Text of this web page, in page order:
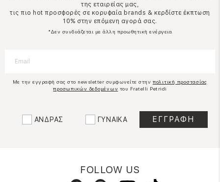
της εταιρείας μας,
τις πιο hot προσφορές σε κορυφαία brands & κερδίστε έκπτωση
10% στην επόμενη αγορά σας.
*Δεν συνδυάζεται με άλλη προωθητική ενέργεια
Με την εγγραφή σας στο newsletter συμφωνείτε στην πολιτική προστασίας
προσωπικών δεδομένων του Fratelli Petridi
ΑΝΔΡΑΣ ΓΥΝΑΙΚΑ
FOLLOW US